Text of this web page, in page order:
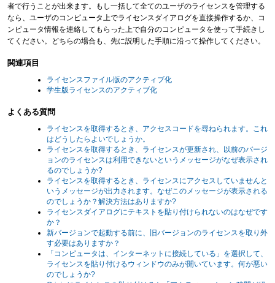
者で行うことが出来ます。もし一括して全てのユーザのライセンスを管理する
なら、ユーザのコンピュータ上でライセンスダイアログを直接操作するか、コ
ンピュータ情報を連絡してもらった上で自分のコンピュータを使って手続きし
てください。どちらの場合も、先に説明した手順に沿って操作してください。
関連項目
ライセンスファイル版のアクティブ化
学生版ライセンスのアクティブ化
よくある質問
ライセンスを取得するとき、アクセスコードを尋ねられます。これ
はどうしたらよいでしょうか。
ライセンスを取得するとき、ライセンスが更新され、以前のバージ
ョンのライセンスは利用できないというメッセージがなぜ表示され
るのでしょうか?
ライセンスを取得するとき、ライセンスにアクセスしていませんと
いうメッセージが出力されます。なぜこのメッセージが表示される
のでしょうか？解決方法はありますか?
ライセンスダイアログにテキストを貼り付けられないのはなぜです
か？
新バージョンで起動する前に、旧バージョンのライセンスを取り外
す必要はありますか？
「コンピュータは、インターネットに接続している」を選択して、
ライセンスを貼り付けるウィンドウのみが開いています。何が悪い
のでしょうか?